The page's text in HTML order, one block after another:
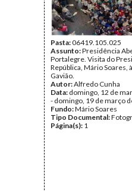
Pasta:06419.105.025
Assunto:Presidência
Portalegre. Visita do
República, Mário Soares,
Gavião.
Autor:Alfredo Cunha
Data: domingo, 12 de
- domingo, 19 de março
Fundo:Mário Soares
Tipo Documental:
Página(s): 1